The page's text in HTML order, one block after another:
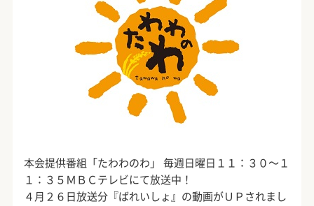
本会提供番組「たわわのわ」 毎週日曜日１１：３０～１
１：３５ＭＢＣテレビにて放送中！
４月２６日放送分『ばれいしょ』の動画がＵＰされまし